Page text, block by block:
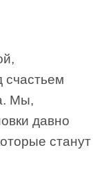
счастьем
Мы,
давно
станут